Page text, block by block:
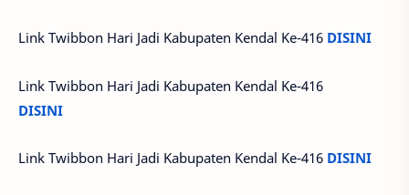
Link Twibbon Hari Jadi Kabupaten Kendal Ke-416 DISINI
Link Twibbon Hari Jadi Kabupaten Kendal Ke-416
DISINI
Link Twibbon Hari Jadi Kabupaten Kendal Ke-416 DISINI